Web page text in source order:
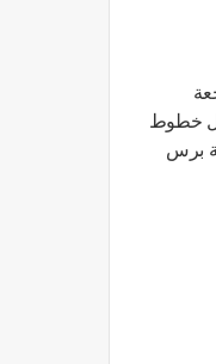
خطوط
برس